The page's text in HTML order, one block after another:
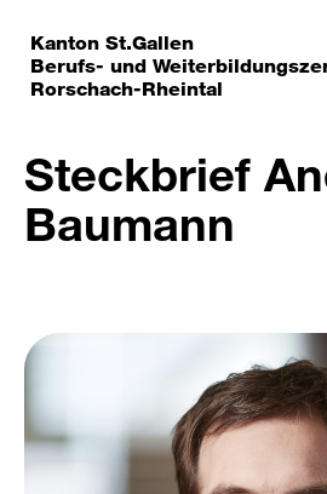
Kanton St.Gallen
Berufs- und
Rorschach-Rheintal
Steckbrief
Baumann